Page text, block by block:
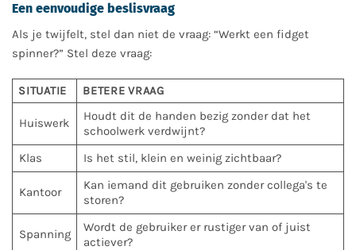
Een eenvoudige beslisvraag
Als je twijfelt, stel dan niet de vraag: “Werkt een fidget
spinner?” Stel deze vraag:
SITUATIE BETERE VRAAG
Huiswerk
Houdt dit de handen bezig zonder dat het
schoolwerk verdwijnt?
Klas
Is het stil, klein en weinig zichtbaar?
Kantoor
Kan iemand dit gebruiken zonder collega's te
storen?
Spanning
Wordt de gebruiker er rustiger van of juist
actiever?